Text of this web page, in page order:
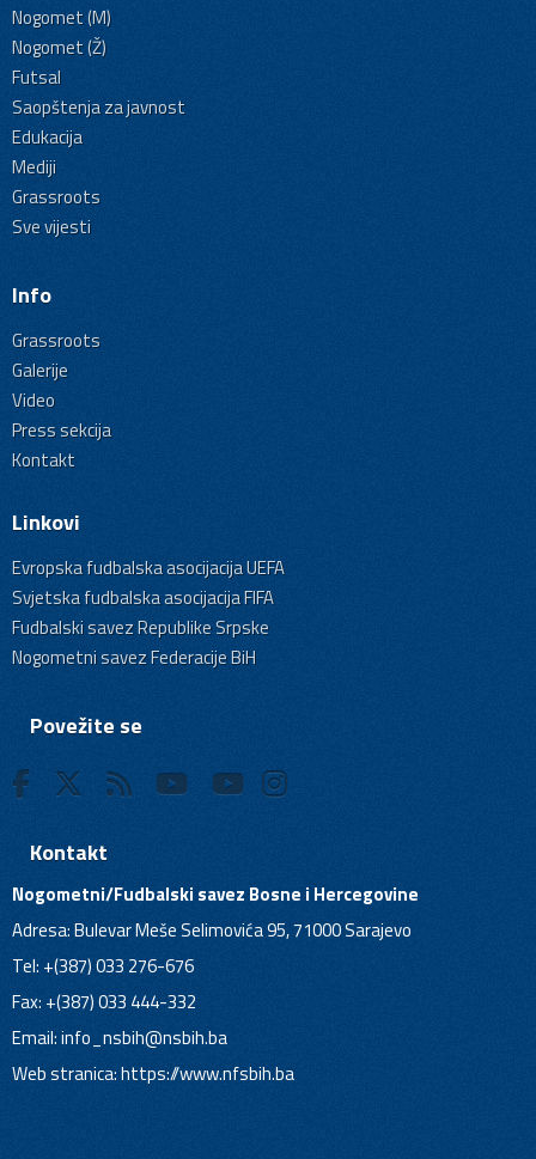
Nogomet (M)
Nogomet (Ž)
Futsal
Saopštenja za javnost
Edukacija
Mediji
Grassroots
Sve vijesti
Info
Grassroots
Galerije
Video
Press sekcija
Kontakt
Linkovi
Evropska fudbalska asocijacija UEFA
Svjetska fudbalska asocijacija FIFA
Fudbalski savez Republike Srpske
Nogometni savez Federacije BiH
Povežite se
Kontakt
Nogometni/Fudbalski savez Bosne i Hercegovine
Adresa: Bulevar Meše Selimovića 95, 71000 Sarajevo
Tel: +(387) 033 276-676
Fax: +(387) 033 444-332
Email:info_nsbih@nsbih.ba
Web stranica: https://www.nfsbih.ba